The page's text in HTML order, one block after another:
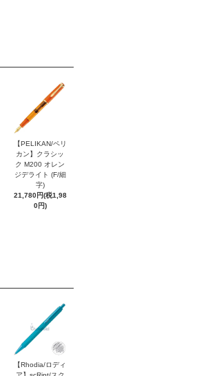
【PELIKAN/ペリ
カン】クラシッ
ク M200 オレン
ジデライト (F/細
字)
21,780円(税1,98
0円)
【Rhodia/ロディ